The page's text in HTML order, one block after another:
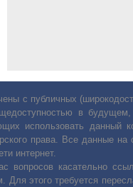
с публичных
в будущем,
использовать данный
права. Все данные
интернет.
вопросов касательно
этого требуется